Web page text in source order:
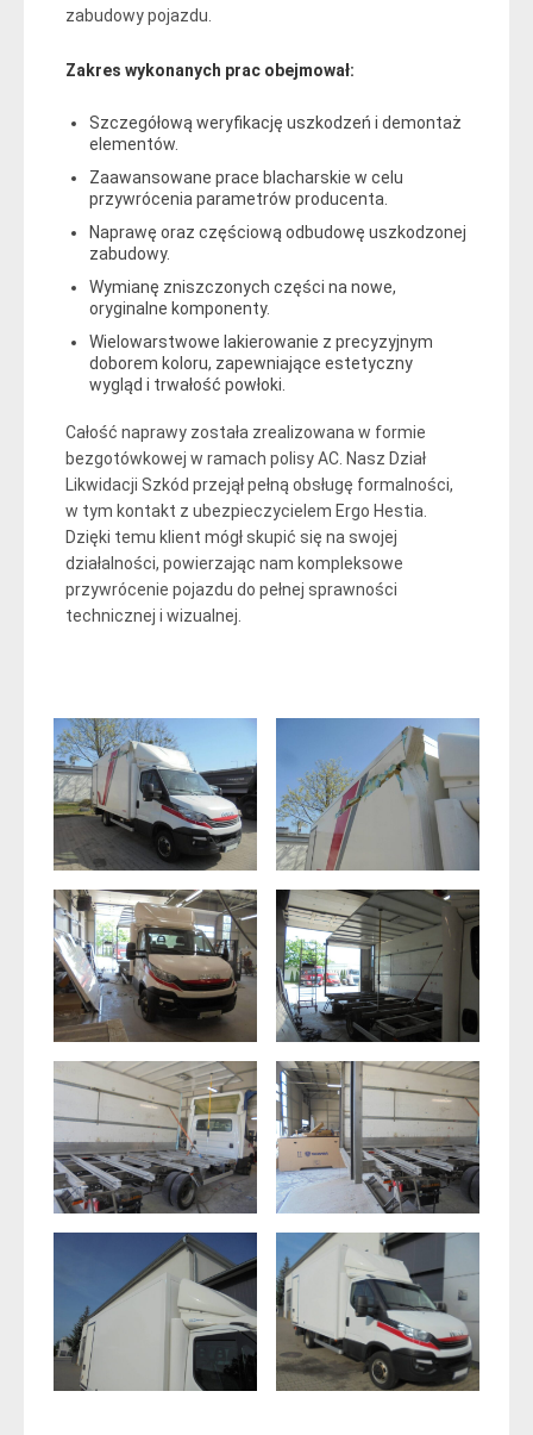
zabudowy pojazdu.
Zakres wykonanych prac obejmował:
Szczegółową weryfikację uszkodzeń i demontaż
elementów.
Zaawansowane prace blacharskie w celu
przywrócenia parametrów producenta.
Naprawę oraz częściową odbudowę uszkodzonej
zabudowy.
Wymianę zniszczonych części na nowe,
oryginalne komponenty.
Wielowarstwowe lakierowanie z precyzyjnym
doborem koloru, zapewniające estetyczny
wygląd i trwałość powłoki.
Całość naprawy została zrealizowana w formie
bezgotówkowej w ramach polisy AC. Nasz Dział
Likwidacji Szkód przejął pełną obsługę formalności,
w tym kontakt z ubezpieczycielem Ergo Hestia.
Dzięki temu klient mógł skupić się na swojej
działalności, powierzając nam kompleksowe
przywrócenie pojazdu do pełnej sprawności
technicznej i wizualnej.